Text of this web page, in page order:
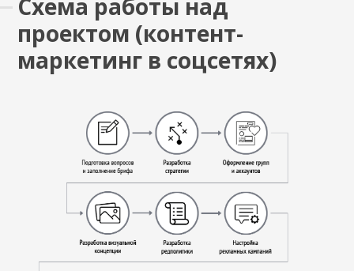
Схема работы над
проектом (контент-
маркетинг в соцсетях)